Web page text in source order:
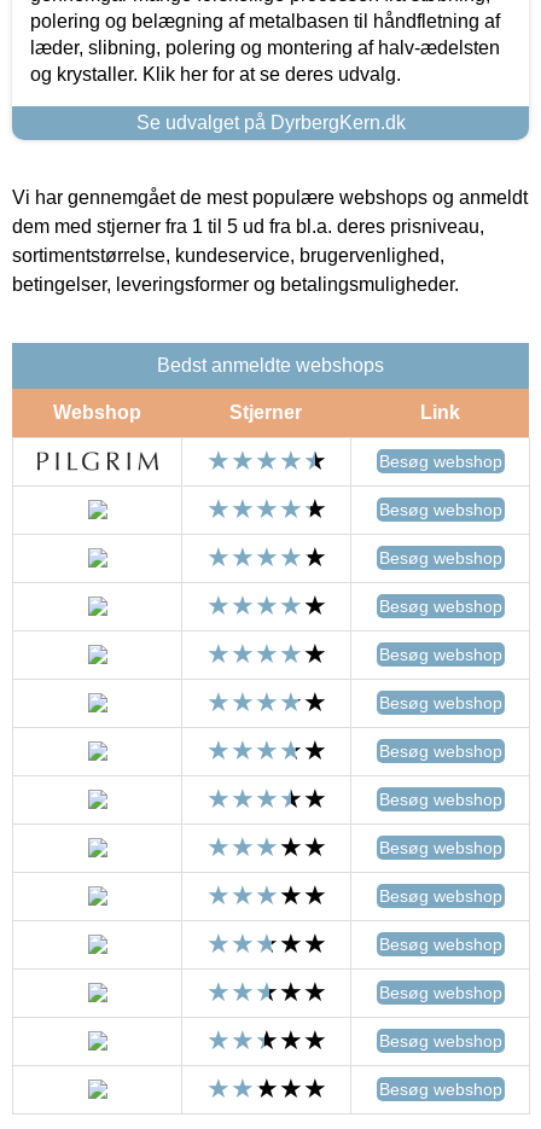
polering og belægning af metalbasen til håndfletning af
læder, slibning, polering og montering af halv-ædelsten
og krystaller. Klik her for at se deres udvalg.
Se udvalget på DyrbergKern.dk
Vi har gennemgået de mest populære webshops og anmeldt
dem med stjerner fra 1 til 5 ud fra bl.a. deres prisniveau,
sortimentstørrelse, kundeservice, brugervenlighed,
betingelser, leveringsformer og betalingsmuligheder.
Bedst anmeldte webshops
Webshop Stjerner Link
Besøg webshop
Besøg webshop
Besøg webshop
Besøg webshop
Besøg webshop
Besøg webshop
Besøg webshop
Besøg webshop
Besøg webshop
Besøg webshop
Besøg webshop
Besøg webshop
Besøg webshop
Besøg webshop